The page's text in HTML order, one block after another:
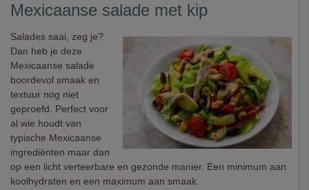
Mexicaanse salade met kip
Salades saai, zeg je?
Dan heb je deze
Mexicaanse salade
boordevol smaak en
textuur nog niet
geproefd. Perfect voor
al wie houdt van
typische Mexicaanse
ingrediënten maar dan
op een licht verteerbare en gezonde manier. Een minimum aan
koolhydraten en een maximum aan smaak.